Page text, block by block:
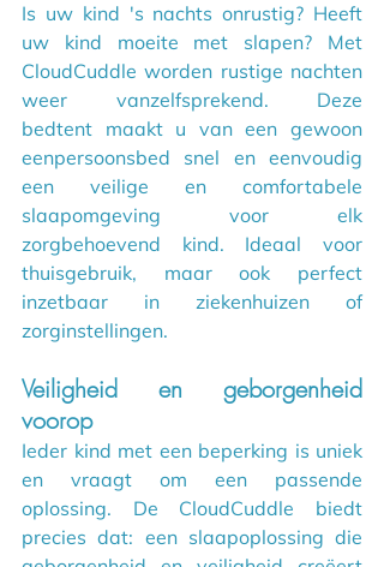
Is uw kind 's nachts onrustig? Heeft
uw kind moeite met slapen? Met
CloudCuddle worden rustige nachten
weer vanzelfsprekend. Deze
bedtent maakt u van een gewoon
eenpersoonsbed snel en eenvoudig
een veilige en comfortabele
slaapomgeving voor elk
zorgbehoevend kind. Ideaal voor
thuisgebruik, maar ook perfect
inzetbaar in ziekenhuizen of
zorginstellingen.
Veiligheid en geborgenheid
voorop
Ieder kind met een beperking is uniek
en vraagt om een passende
oplossing. De CloudCuddle biedt
precies dat: een slaapoplossing die